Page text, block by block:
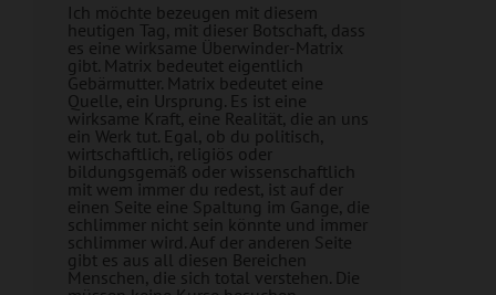
Ich möchte bezeugen mit diesem
heutigen Tag, mit dieser Botschaft, dass
es eine wirksame Überwinder-Matrix
gibt. Matrix bedeutet eigentlich
Gebärmutter. Matrix bedeutet eine
Quelle, ein Ursprung. Es ist eine
wirksame Kraft, eine Realität, die an uns
ein Werk tut. Egal, ob du politisch,
wirtschaftlich, religiös oder
bildungsgemäß oder wissenschaftlich
mit wem immer du redest, ist auf der
einen Seite eine Spaltung im Gange, die
schlimmer nicht sein könnte und immer
schlimmer wird. Auf der anderen Seite
gibt es aus all diesen Bereichen
Menschen, die sich total verstehen. Die